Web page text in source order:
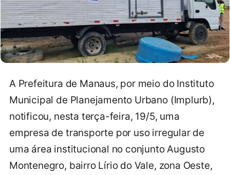
A Prefeitura de Manaus, por meio do Instituto
Municipal de Planejamento Urbano (Implurb),
notificou, nesta terça-feira, 19/5, uma
empresa de transporte por uso irregular de
uma área institucional no conjunto Augusto
Montenegro, bairro Lírio do Vale, zona Oeste,